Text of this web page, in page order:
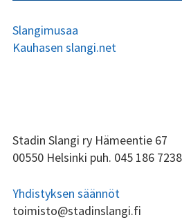
Slangimusaa
Kauhasen slangi.net
ALAPALKIN
SIVUPALKKI
Stadin Slangi ry Hämeentie 67
00550 Helsinki puh. 045 186 7238
Yhdistyksen säännöt
toimisto@stadinslangi.fi